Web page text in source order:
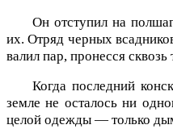
Он отступил на
их. Отряд черных
валил пар, пронесся сквозь
Когда последний
земле не осталось ни
целой одежды — только